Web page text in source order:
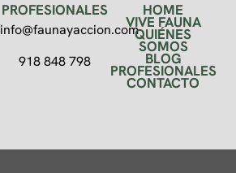
PROFESIONALES
info@faunayaccion.com
918 848 798
HOME
VIVE FAUNA
QUIÉNES
SOMOS
BLOG
PROFESIONALES
CONTACTO